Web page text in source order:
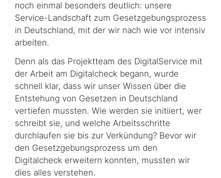
noch einmal besonders deutlich: unsere
Service-Landschaft zum Gesetzgebungsprozess
in Deutschland, mit der wir nach wie vor intensiv
arbeiten.
Denn als das Projektteam des DigitalService mit
der Arbeit am Digitalcheck begann, wurde
schnell klar, dass wir unser Wissen über die
Entstehung von Gesetzen in Deutschland
vertiefen mussten. Wie werden sie initiiert, wer
schreibt sie, und welche Arbeitsschritte
durchlaufen sie bis zur Verkündung? Bevor wir
den Gesetzgebungsprozess um den
Digitalcheck erweitern konnten, mussten wir
dies alles verstehen.